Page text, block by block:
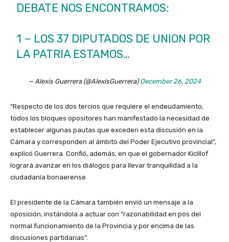
DEBATE NOS ENCONTRAMOS:
1 – LOS 37 DIPUTADOS DE UNION POR
LA PATRIA ESTAMOS…
— Alexis Guerrera (@AlexisGuerrera)December 26, 2024
“Respecto de los dos tercios que requiere el endeudamiento,
todos los bloques opositores han manifestado la necesidad de
establecer algunas pautas que exceden esta discusión en la
Cámara y corresponden al ámbito del Poder Ejecutivo provincial”,
explicó Guerrera. Confió, además, en que el gobernador Kicillof
logrará avanzar en los diálogos para llevar tranquilidad a la
ciudadanía bonaerense.
El presidente de la Cámara también envió un mensaje a la
oposición, instándola a actuar con “razonabilidad en pos del
normal funcionamiento de la Provincia y por encima de las
discusiones partidarias”.